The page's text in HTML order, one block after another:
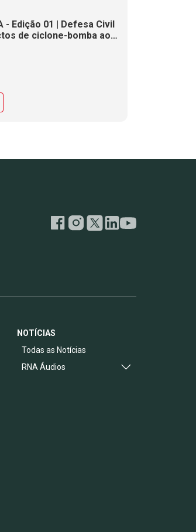
- Edição 01 | Defesa Civil
de ciclone-bomba ao
para processo
(6)
NOTÍCIAS
Todas as Notícias
RNA Áudios